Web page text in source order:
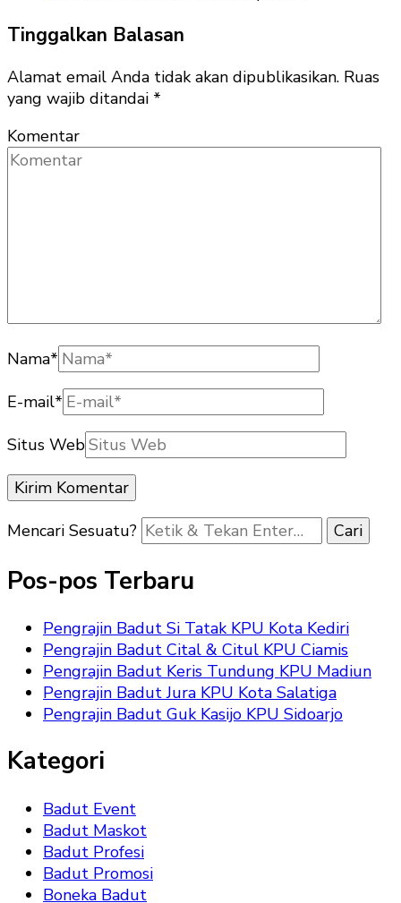
Tinggalkan Balasan
Alamat email Anda tidak akan dipublikasikan. Ruas
yang wajib ditandai *
Komentar
Nama*
E-mail*
Situs Web
Mencari Sesuatu?
Pos-pos Terbaru
Pengrajin Badut Si Tatak KPU Kota Kediri
Pengrajin Badut Cital & Citul KPU Ciamis
Pengrajin Badut Keris Tundung KPU Madiun
Pengrajin Badut Jura KPU Kota Salatiga
Pengrajin Badut Guk Kasijo KPU Sidoarjo
Kategori
Badut Event
Badut Maskot
Badut Profesi
Badut Promosi
Boneka Badut